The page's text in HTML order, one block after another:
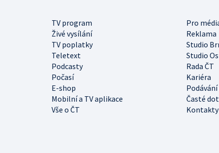
TV program
Pro
Živé vysílání
Reklama
TV poplatky
Studio
Teletext
Studio
Podcasty
Rada ČT
Počasí
Kariéra
E-shop
Mobilní a TV aplikace
Časté
Vše o ČT
Kontakty